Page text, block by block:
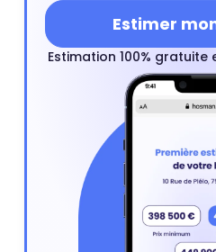
Estimer
Estimation 100%